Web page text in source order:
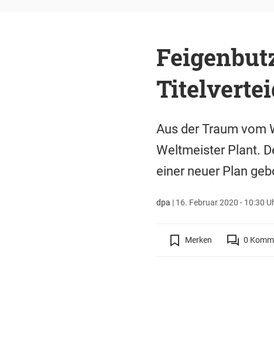
Aus der Traum vom
Weltmeister Plant.
einer neuer Plan
dpa | 16. Februar 2020 - 10:30
Merken 0